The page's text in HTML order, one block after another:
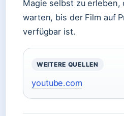
Magie selbst zu erleben,
warten, bis der Film auf
verfügbar ist.
WEITERE QUELLEN
youtube.com